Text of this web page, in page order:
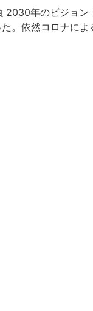
年のビジョン
。依然コロナに